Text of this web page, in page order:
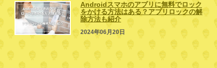
Androidスマホのアプリに無料でロック
をかける方法はある？アプリロックの解
除方法も紹介
2024年06月20日